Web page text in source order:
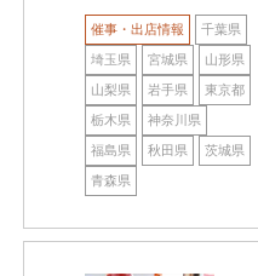
催事・出店情報 千葉県
埼玉県 宮城県 山形県
山梨県 岩手県 東京都
栃木県 神奈川県
福島県 秋田県 茨城県
青森県